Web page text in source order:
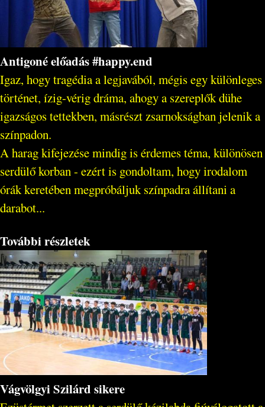
Antigoné előadás #happy.end
Igaz, hogy tragédia a legjavából, mégis egy különleges
történet, ízig-vérig dráma, ahogy a szereplők dühe
igazságos tettekben, másrészt zsarnokságban jelenik a
színpadon.
A harag kifejezése mindig is érdemes téma, különösen
serdülő korban - ezért is gondoltam, hogy irodalom
órák keretében megpróbáljuk színpadra állítani a
darabot...
További részletek
Vágvölgyi Szilárd sikere